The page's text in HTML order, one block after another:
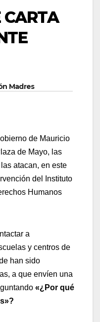
CARTA
Madres
de Mauricio
de Mayo, las
atacan, en este
del Instituto
Humanos
a
y centros de
han sido
a que envíen una
«¿Por qué